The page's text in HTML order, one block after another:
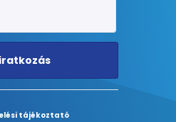
tájékoztató